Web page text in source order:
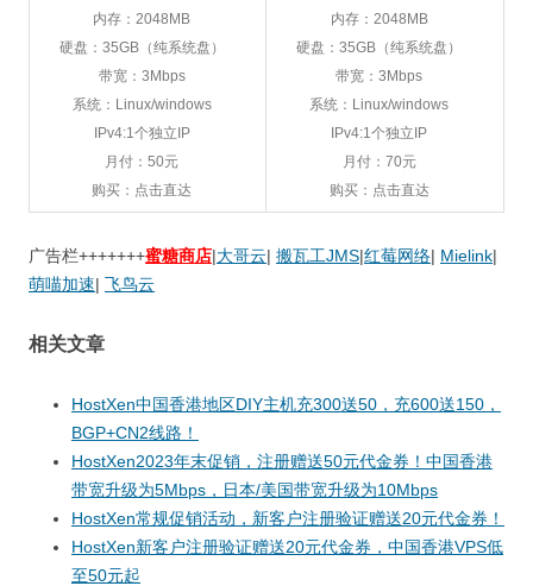
内存：2048MB
硬盘：35GB（纯系统盘）
带宽：3Mbps
系统：Linux/windows
IPv4:1个独立IP
月付：50元
购买：点击直达
内存：2048MB
硬盘：35GB（纯系统盘）
带宽：3Mbps
系统：Linux/windows
IPv4:1个独立IP
月付：70元
购买：点击直达
广告栏+++++++蜜糖商店|大哥云| 搬瓦工JMS|红莓网络| Mielink|
萌喵加速| 飞鸟云
相关文章
HostXen中国香港地区DIY主机充300送50，充600送150，
BGP+CN2线路！
HostXen2023年末促销，注册赠送50元代金券！中国香港
带宽升级为5Mbps，日本/美国带宽升级为10Mbps
HostXen常规促销活动，新客户注册验证赠送20元代金券！
HostXen新客户注册验证赠送20元代金券，中国香港VPS低
至50元起